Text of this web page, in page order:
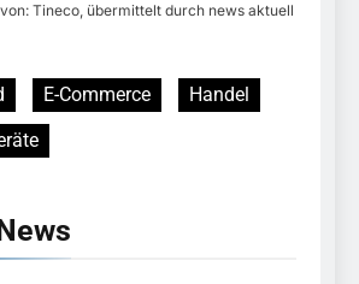
Tineco, übermittelt durch news aktuell
E-Commerce
Handel